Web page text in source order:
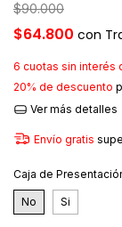
$90.000
$64.800 con
6 cuotas sin interés
20% de descuento
Ver más detalles
Envío gratis
Caja de
No Si